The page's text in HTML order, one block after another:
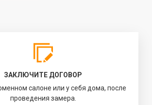
ЗАКЛЮЧИТЕ ДОГОВОР
салоне или у себя дома, после
проведения замера.